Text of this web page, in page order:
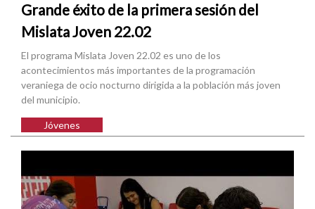
Grande éxito de la primera sesión del
Mislata Joven 22.02
El programa Mislata Joven 22.02 es uno de los
acontecimientos más importantes de la programación
veraniega de ocio nocturno dirigida a la población más joven
del municipio.
Jóvenes